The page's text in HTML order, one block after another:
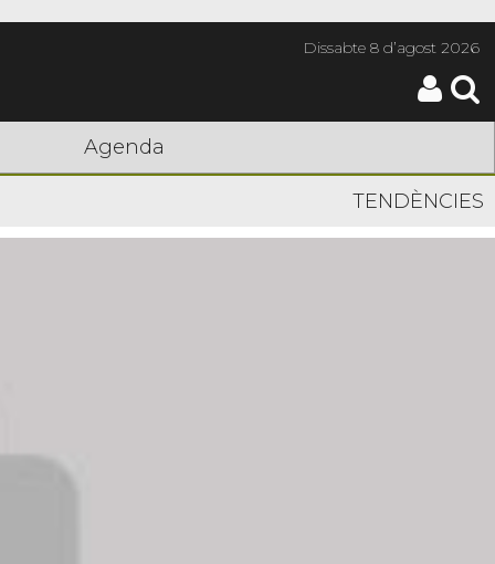
Dissabte8 d’agost 2026
Agenda
TENDÈNCIES